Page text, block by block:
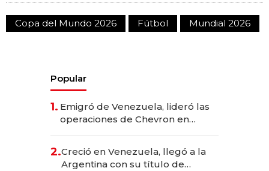
Copa del Mundo 2026 Fútbol Mundial 2026
Popular
1. Emigró de Venezuela, lideró las
operaciones de Chevron en
2.Creció en Venezuela, llegó a la
Argentina con su título de